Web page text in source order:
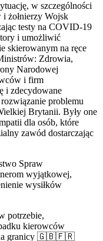
w szczególności
żołnierzy Wojsk
testy na COVID-19
i umożliwić
skierowanym na ręce
Zdrowia,
Narodowej
i firm
i zdecydowane
problemu
Brytanii. Były one
dla osób, które
zawód dostarczając
Spraw
wyjątkowej,
wysiłków
potrzebie,
kierowców
na granicy 🇬🇧🇫🇷